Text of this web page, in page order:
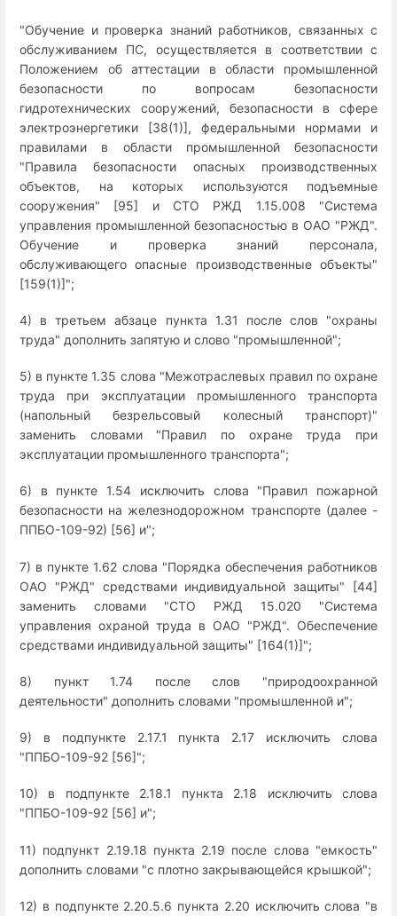
"Обучение и проверка знаний работников, связанных с
обслуживанием ПС, осуществляется в соответствии с
Положением об аттестации в области промышленной
безопасности по вопросам безопасности
гидротехнических сооружений, безопасности в сфере
электроэнергетики [38(1)], федеральными нормами и
правилами в области промышленной безопасности
"Правила безопасности опасных производственных
объектов, на которых используются подъемные
сооружения" [95] и СТО РЖД 1.15.008 "Система
управления промышленной безопасностью в ОАО "РЖД".
Обучение и проверка знаний персонала,
обслуживающего опасные производственные объекты"
[159(1)]";
4) в третьем абзаце пункта 1.31 после слов "охраны
труда" дополнить запятую и слово "промышленной";
5) в пункте 1.35 слова "Межотраслевых правил по охране
труда при эксплуатации промышленного транспорта
(напольный безрельсовый колесный транспорт)"
заменить словами "Правил по охране труда при
эксплуатации промышленного транспорта";
6) в пункте 1.54 исключить слова "Правил пожарной
безопасности на железнодорожном транспорте (далее -
ППБО-109-92) [56] и";
7) в пункте 1.62 слова "Порядка обеспечения работников
ОАО "РЖД" средствами индивидуальной защиты" [44]
заменить словами "СТО РЖД 15.020 "Система
управления охраной труда в ОАО "РЖД". Обеспечение
средствами индивидуальной защиты" [164(1)]";
8) пункт 1.74 после слов "природоохранной
деятельности" дополнить словами "промышленной и";
9) в подпункте 2.17.1 пункта 2.17 исключить слова
"ППБО-109-92 [56]";
10) в подпункте 2.18.1 пункта 2.18 исключить слова
"ППБО-109-92 [56] и";
11) подпункт 2.19.18 пункта 2.19 после слова "емкость"
дополнить словами "с плотно закрывающейся крышкой";
12) в подпункте 2.20.5.6 пункта 2.20 исключить слова "в